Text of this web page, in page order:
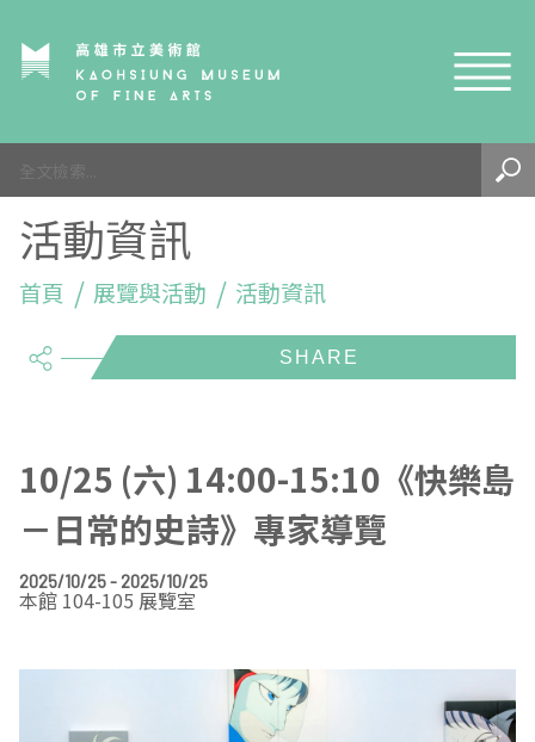
網站導覽
參觀資訊
參觀須知
開館時間
交通資訊
環境介紹
兒童美術館
藝術生態園區
高美館
兒童美術館
無障礙服務專區
藝術之旅
高美書屋
三秌茶屋
展覽與活動
展覽資訊
徵件辦法
典藏與研究
典藏查詢
精選典藏
典藏圖檔申請
研究資源
藝術認證 / 百夜默讀 / 高雄ART青
南島當代記憶工程
研究出版
系列出版
線上學習
藝術閱聽
雄雄藝見你│Podcast
時代之聲│Podcasts
視覺影像資料庫│影音紀錄
線上展覽
珍珠—南方視野的女性藝術
流於形式—梁任宏個展(1999-2024)
AR/VR體驗
來自大地的祝福— 2019-2020典藏捐贈展
相遇在南方 - 教/學包
關於我們
高美館
關於高美館/年報
兒童美術館
EN
活動資訊
首頁 展覽與活動 活動資訊
share
10/25 (六) 14:00-15:10《快樂島
－日常的史詩》專家導覽
2025/10/25 - 2025/10/25
本館 104-105 展覽室